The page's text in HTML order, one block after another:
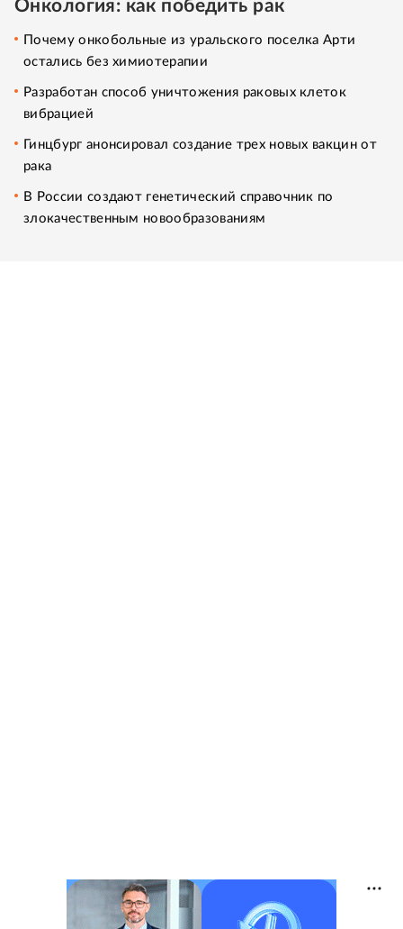
Онкология: как победить рак
Почему онкобольные из уральского поселка Арти
остались без химиотерапии
Разработан способ уничтожения раковых клеток
вибрацией
Гинцбург анонсировал создание трех новых вакцин от
рака
В России создают генетический справочник по
злокачественным новообразованиям